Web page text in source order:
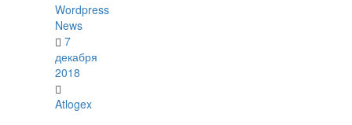
Wordpress
News
7
декабря
2018
Atlogex